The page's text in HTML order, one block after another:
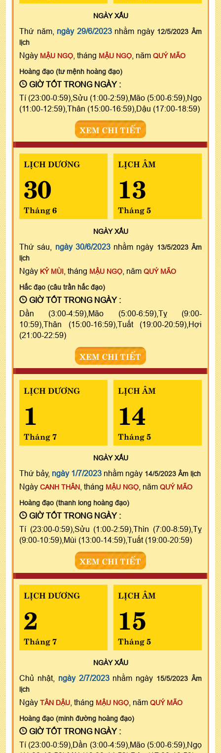
NGÀYXẤU
Thứ năm, ngày 29/6/2023nhằm ngày 12/5/2023 Âm
lịch
Ngày MẬU NGỌ , tháng MẬU NGỌ , năm QUÝ MÃO
Hoàng đạo (tư mệnh hoàng đạo)
GIỜ TỐT TRONG NGÀY :
Tí (23:00-0:59),Sửu (1:00-2:59),Mão (5:00-6:59),Ngọ
(11:00-12:59),Thân (15:00-16:59),Dậu (17:00-18:59)
XEM CHI TIẾT
LỊCH DƯƠNG
30
Tháng 6
LỊCH ÂM
13
Tháng 5
NGÀYXẤU
Thứ sáu, ngày 30/6/2023nhằm ngày 13/5/2023 Âm
lịch
Ngày KỶ MÙI , tháng MẬU NGỌ , năm QUÝ MÃO
Hắc đạo (câu trần hắc đạo)
GIỜ TỐT TRONG NGÀY :
Dần (3:00-4:59),Mão (5:00-6:59),Tỵ (9:00-
10:59),Thân (15:00-16:59),Tuất (19:00-20:59),Hợi
(21:00-22:59)
XEM CHI TIẾT
LỊCH DƯƠNG
1
Tháng 7
LỊCH ÂM
14
Tháng 5
NGÀYXẤU
Thứ bảy, ngày 1/7/2023 nhằm ngày 14/5/2023 Âm lịch
Ngày CANH THÂN , tháng MẬU NGỌ , năm QUÝ MÃO
Hoàng đạo (thanh long hoàng đạo)
GIỜ TỐT TRONG NGÀY :
Tí (23:00-0:59),Sửu (1:00-2:59),Thìn (7:00-8:59),Tỵ
(9:00-10:59),Mùi (13:00-14:59),Tuất (19:00-20:59)
XEM CHI TIẾT
LỊCH DƯƠNG
2
Tháng 7
LỊCH ÂM
15
Tháng 5
NGÀYXẤU
Chủ nhật, ngày 2/7/2023nhằm ngày 15/5/2023 Âm
lịch
Ngày TÂN DẬU , tháng MẬU NGỌ , năm QUÝ MÃO
Hoàng đạo (minh đường hoàng đạo)
GIỜ TỐT TRONG NGÀY :
Tí (23:00-0:59),Dần (3:00-4:59),Mão (5:00-6:59),Ngọ